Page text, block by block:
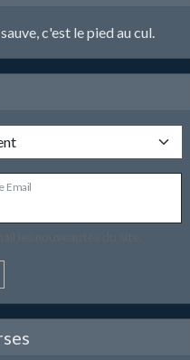
c'est le pied au cul.
Email